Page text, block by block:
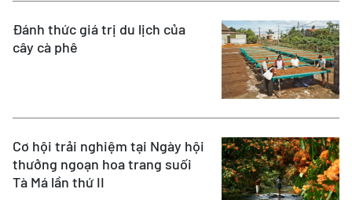
Đánh thức giá trị du lịch của
cây cà phê
Cơ hội trải nghiệm tại Ngày hội
thưởng ngoạn hoa trang suối
Tà Má lần thứ II